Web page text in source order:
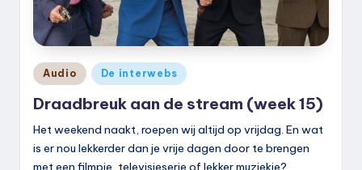
Geplaatst
in
Audio De interwebs
Draadbreuk aan de stream (week 15)
Het weekend naakt, roepen wij altijd op vrijdag. En wat
is er nou lekkerder dan je vrije dagen door te brengen
met een filmpje, televisieserie of lekker muziekje?